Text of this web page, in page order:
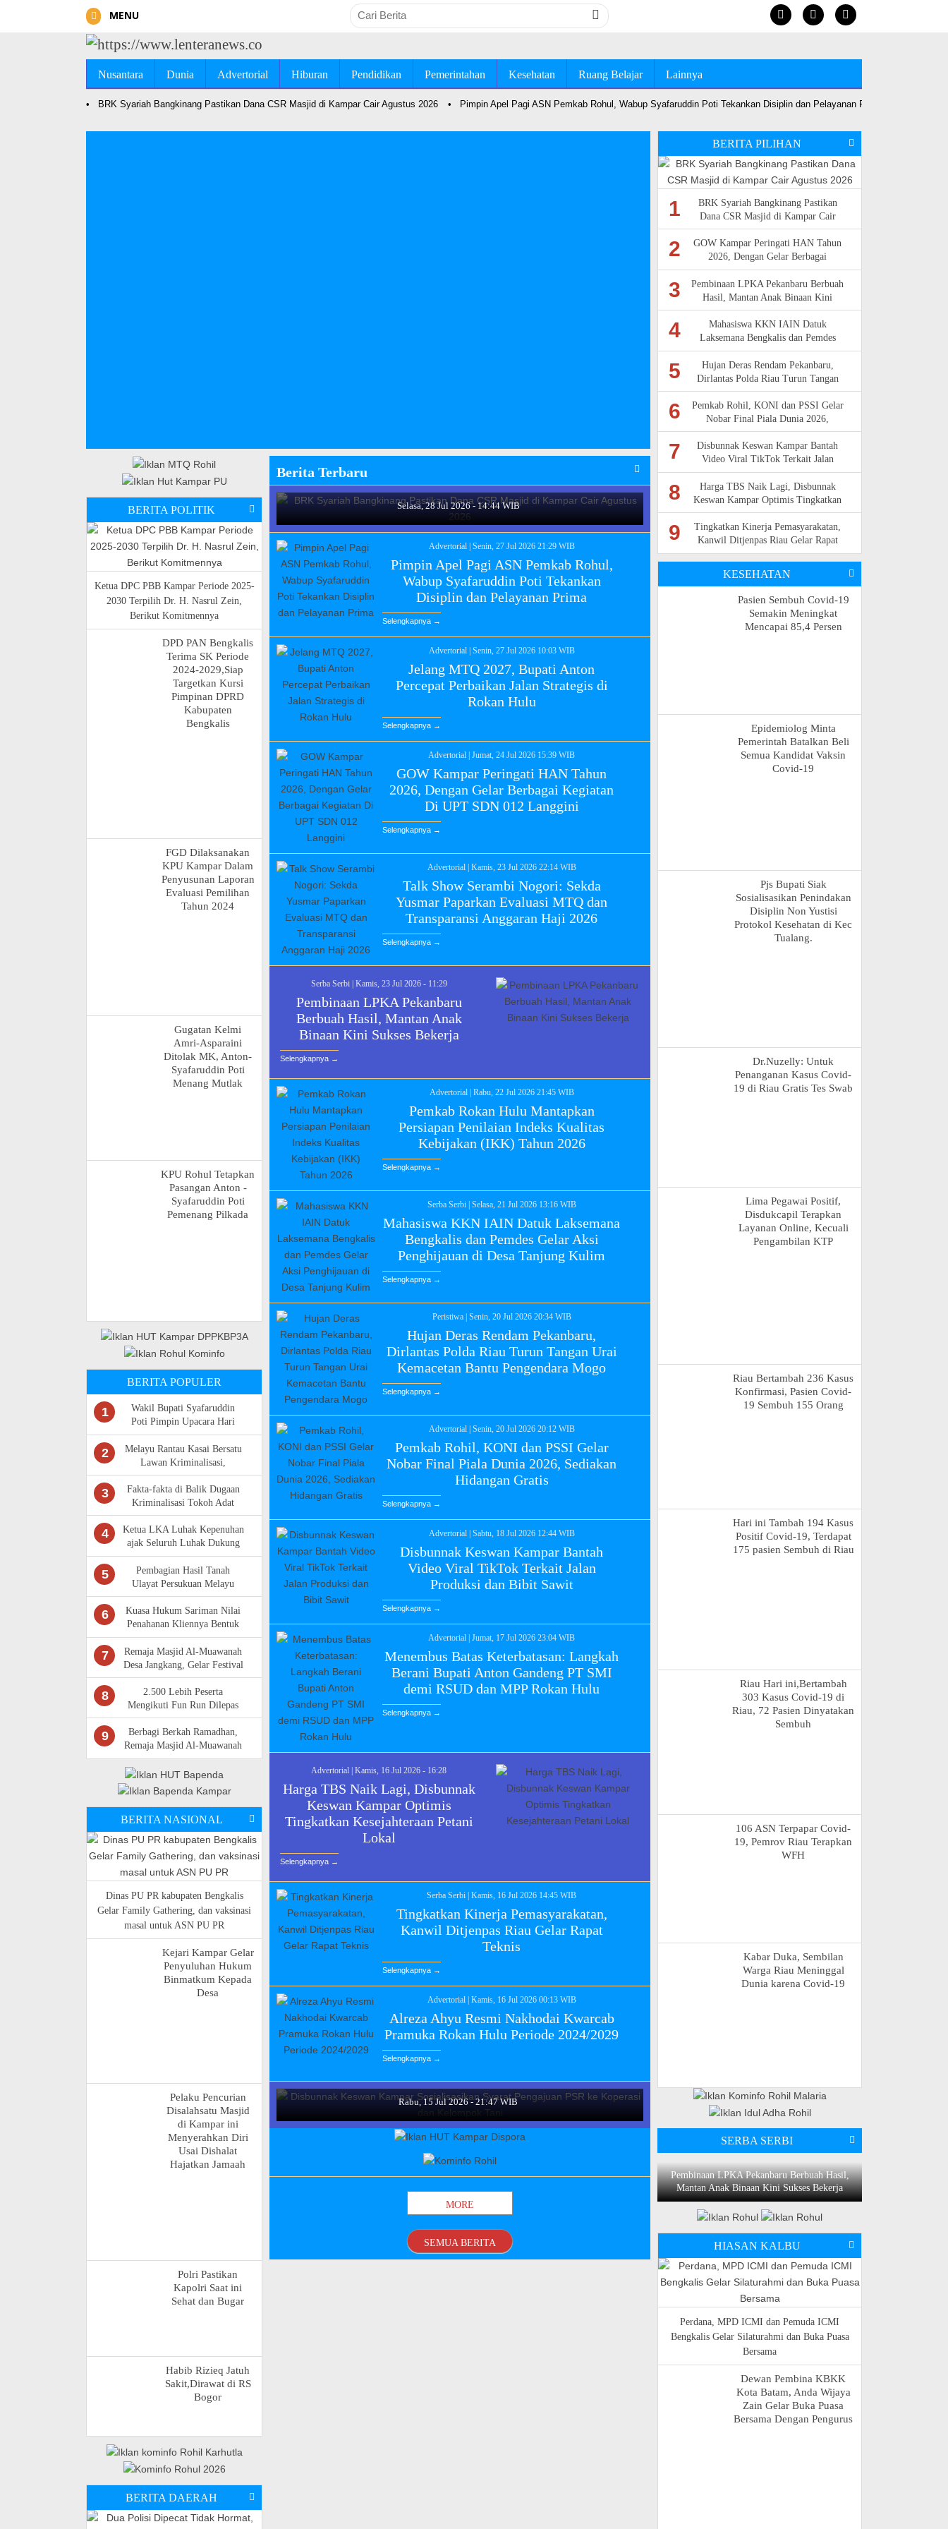
MENU
Nusantara Dunia Advertorial Hiburan Pendidikan Pemerintahan Kesehatan Ruang Belajar Lainnya
• BRK Syariah Bangkinang Pastikan Dana CSR Masjid di Kampar Cair Agustus 2026 • Pimpin Apel Pagi ASN Pemkab Rohul, Wabup Syafaruddin Poti Tekankan Disiplin dan Pelayanan Prima
BERITA POLITIK
Ketua DPC PBB Kampar Periode 2025-
2030 Terpilih Dr. H. Nasrul Zein,
Berikut Komitmennya
DPD PAN Bengkalis
Terima SK Periode
2024-2029,Siap
Targetkan Kursi
Pimpinan DPRD
Kabupaten
Bengkalis
FGD Dilaksanakan
KPU Kampar Dalam
Penyusunan Laporan
Evaluasi Pemilihan
Tahun 2024
Gugatan Kelmi
Amri-Asparaini
Ditolak MK, Anton-
Syafaruddin Poti
Menang Mutlak
KPU Rohul Tetapkan
Pasangan Anton -
Syafaruddin Poti
Pemenang Pilkada
BERITA POPULER
1
Wakil Bupati Syafaruddin
Poti Pimpin Upacara Hari
Kebangkitan Nasional Ke -118
di Rokan Hulu
2
Melayu Rantau Kasai Bersatu
Lawan Kriminalisasi,
Pertahankan Tanah Ulayat
3
Fakta-fakta di Balik Dugaan
Kriminalisasi Tokoh Adat
Sariman Siregar
4
Ketua LKA Luhak Kepenuhan
ajak Seluruh Luhak Dukung
Perjuangan Masyarakat Adat
Rantau Kasai
5
Pembagian Hasil Tanah
Ulayat Persukuan Melayu
Rantau Kasai Sempat
Diwarnai Kericuhan
6
Kuasa Hukum Sariman Nilai
Penahanan Kliennya Bentuk
Kriminalisasi,Bantah Isu
Tunggangan LAM Riau
7
Remaja Masjid Al-Muawanah
Desa Jangkang, Gelar Festival
Anak Sholeh Jilid V Tahun
2025
8
2.500 Lebih Peserta
Mengikuti Fun Run Dilepas
Langsung Bupati Kampar,
Meriahkan HUT Kampar Ke-
76
9
Berbagi Berkah Ramadhan,
Remaja Masjid Al-Muawanah
Desa Jangkang Berbagi Paket
Sembako
BERITA NASIONAL
Dinas PU PR kabupaten Bengkalis
Gelar Family Gathering, dan vaksinasi
masal untuk ASN PU PR
Kejari Kampar Gelar
Penyuluhan Hukum
Binmatkum Kepada
Desa
Pelaku Pencurian
Disalahsatu Masjid
di Kampar ini
Menyerahkan Diri
Usai Dishalat
Hajatkan Jamaah
Polri Pastikan
Kapolri Saat ini
Sehat dan Bugar
Habib Rizieq Jatuh
Sakit,Dirawat di RS
Bogor
BERITA DAERAH
Berita Terbaru
BRK Syariah Bangkinang Pastikan Dana CSR Masjid di
Kampar Cair Agustus 2026
Selasa, 28 Jul 2026 - 14:44 WIB
Advertorial| Senin, 27 Jul 2026 21:29 WIB
Pimpin Apel Pagi ASN Pemkab Rohul,
Wabup Syafaruddin Poti Tekankan
Disiplin dan Pelayanan Prima
Selengkapnya →
Advertorial| Senin, 27 Jul 2026 10:03 WIB
Jelang MTQ 2027, Bupati Anton
Percepat Perbaikan Jalan Strategis di
Rokan Hulu
Selengkapnya →
Advertorial Jumat, 24 Jul 2026 15:39 WIB
GOW Kampar Peringati HAN Tahun
2026, Dengan Gelar Berbagai Kegiatan
Di UPT SDN 012 Langgini
Selengkapnya →
Advertorial| Kamis, 23 Jul 2026 22:14 WIB
Talk Show Serambi Nogori: Sekda
Yusmar Paparkan Evaluasi MTQ dan
Transparansi Anggaran Haji 2026
Selengkapnya →
Serba Serbi| Kamis, 23 Jul 2026 - 11:29
Pembinaan LPKA Pekanbaru
Berbuah Hasil, Mantan Anak
Binaan Kini Sukses Bekerja
Selengkapnya →
Advertorial| Rabu, 22 Jul 2026 21:45 WIB
Pemkab Rokan Hulu Mantapkan
Persiapan Penilaian Indeks Kualitas
Kebijakan (IKK) Tahun 2026
Selengkapnya →
Serba Serbi| Selasa, 21 Jul 2026 13:16 WIB
Mahasiswa KKN IAIN Datuk Laksemana
Bengkalis dan Pemdes Gelar Aksi
Penghijauan di Desa Tanjung Kulim
Selengkapnya →
Peristiwa| Senin, 20 Jul 2026 20:34 WIB
Hujan Deras Rendam Pekanbaru,
Dirlantas Polda Riau Turun Tangan Urai
Kemacetan Bantu Pengendara Mogo
Selengkapnya →
Advertorial| Senin, 20 Jul 2026 20:12 WIB
Pemkab Rohil, KONI dan PSSI Gelar
Nobar Final Piala Dunia 2026, Sediakan
Hidangan Gratis
Selengkapnya →
Advertorial| Sabtu, 18 Jul 2026 12:44 WIB
Disbunnak Keswan Kampar Bantah
Video Viral TikTok Terkait Jalan
Produksi dan Bibit Sawit
Selengkapnya →
Advertorial Jumat, 17 Jul 2026 23:04 WIB
Menembus Batas Keterbatasan: Langkah
Berani Bupati Anton Gandeng PT SMI
demi RSUD dan MPP Rokan Hulu
Selengkapnya →
Advertorial |Kamis, 16 Jul 2026 - 16:28
Harga TBS Naik Lagi, Disbunnak
Keswan Kampar Optimis
Tingkatkan Kesejahteraan Petani
Lokal
Selengkapnya →
Serba Serbi Kamis, 16 Jul 2026 14:45 WIB
Tingkatkan Kinerja Pemasyarakatan,
Kanwil Ditjenpas Riau Gelar Rapat
Teknis
Selengkapnya →
Advertorial| Kamis, 16 Jul 2026 00:13 WIB
Alreza Ahyu Resmi Nakhodai Kwarcab
Pramuka Rokan Hulu Periode 2024/2029
Selengkapnya →
Disbunnak Keswan Kampar Sosialisasikan Syarat Pengajuan
PSR ke Koperasi dan Kelompok Tani
Rabu, 15 Jul 2026 - 21:47 WIB
MORE
SEMUA BERITA
BERITA PILIHAN
1
BRK Syariah Bangkinang Pastikan
Dana CSR Masjid di Kampar Cair
Agustus 2026
2
GOW Kampar Peringati HAN Tahun
2026, Dengan Gelar Berbagai
Kegiatan Di UPT SDN 012 Langgini
3
Pembinaan LPKA Pekanbaru Berbuah
Hasil, Mantan Anak Binaan Kini
Sukses Bekerja
4
Mahasiswa KKN IAIN Datuk
Laksemana Bengkalis dan Pemdes
Gelar Aksi Penghijauan di Desa
Tanjung Kulim
5
Hujan Deras Rendam Pekanbaru,
Dirlantas Polda Riau Turun Tangan
Urai Kemacetan Bantu Pengendara
Mogo
6
Pemkab Rohil, KONI dan PSSI Gelar
Nobar Final Piala Dunia 2026,
Sediakan Hidangan Gratis
7
Disbunnak Keswan Kampar Bantah
Video Viral TikTok Terkait Jalan
Produksi dan Bibit Sawit
8
Harga TBS Naik Lagi, Disbunnak
Keswan Kampar Optimis Tingkatkan
Kesejahteraan Petani Lokal
9
Tingkatkan Kinerja Pemasyarakatan,
Kanwil Ditjenpas Riau Gelar Rapat
Teknis
KESEHATAN
Pasien Sembuh Covid-19
Semakin Meningkat
Mencapai 85,4 Persen
Epidemiolog Minta
Pemerintah Batalkan Beli
Semua Kandidat Vaksin
Covid-19
Pjs Bupati Siak
Sosialisasikan Penindakan
Disiplin Non Yustisi
Protokol Kesehatan di Kec
Tualang.
Dr.Nuzelly: Untuk
Penanganan Kasus Covid-
19 di Riau Gratis Tes Swab
Lima Pegawai Positif,
Disdukcapil Terapkan
Layanan Online, Kecuali
Pengambilan KTP
Riau Bertambah 236 Kasus
Konfirmasi, Pasien Covid-
19 Sembuh 155 Orang
Hari ini Tambah 194 Kasus
Positif Covid-19, Terdapat
175 pasien Sembuh di Riau
Riau Hari ini,Bertambah
303 Kasus Covid-19 di
Riau, 72 Pasien Dinyatakan
Sembuh
106 ASN Terpapar Covid-
19, Pemrov Riau Terapkan
WFH
Kabar Duka, Sembilan
Warga Riau Meninggal
Dunia karena Covid-19
SERBA SERBI
Pembinaan LPKA Pekanbaru Berbuah Hasil,
Mantan Anak Binaan Kini Sukses Bekerja
HIASAN KALBU
Perdana, MPD ICMI dan Pemuda ICMI
Bengkalis Gelar Silaturahmi dan Buka Puasa
Bersama
Dewan Pembina KBKK
Kota Batam, Anda Wijaya
Zain Gelar Buka Puasa
Bersama Dengan Pengurus